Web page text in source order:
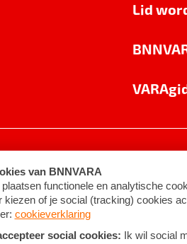
Lid
Algemene voorwaarden ©